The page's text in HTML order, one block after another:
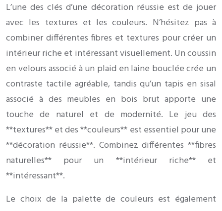
L’une des clés d’une décoration réussie est de jouer
avec les textures et les couleurs. N’hésitez pas à
combiner différentes fibres et textures pour créer un
intérieur riche et intéressant visuellement. Un coussin
en velours associé à un plaid en laine bouclée crée un
contraste tactile agréable, tandis qu’un tapis en sisal
associé à des meubles en bois brut apporte une
touche de naturel et de modernité. Le jeu des
**textures** et des **couleurs** est essentiel pour une
**décoration réussie**. Combinez différentes **fibres
naturelles** pour un **intérieur riche** et
**intéressant**.
Le choix de la palette de couleurs est également